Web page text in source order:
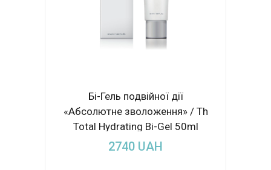
Бі-Гель подвійної дії
«Абсолютне зволоження» / Th
Total Hydrating Bi-Gel 50ml
2740 UAH